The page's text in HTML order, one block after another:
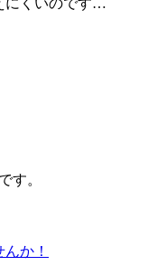
す。
か！